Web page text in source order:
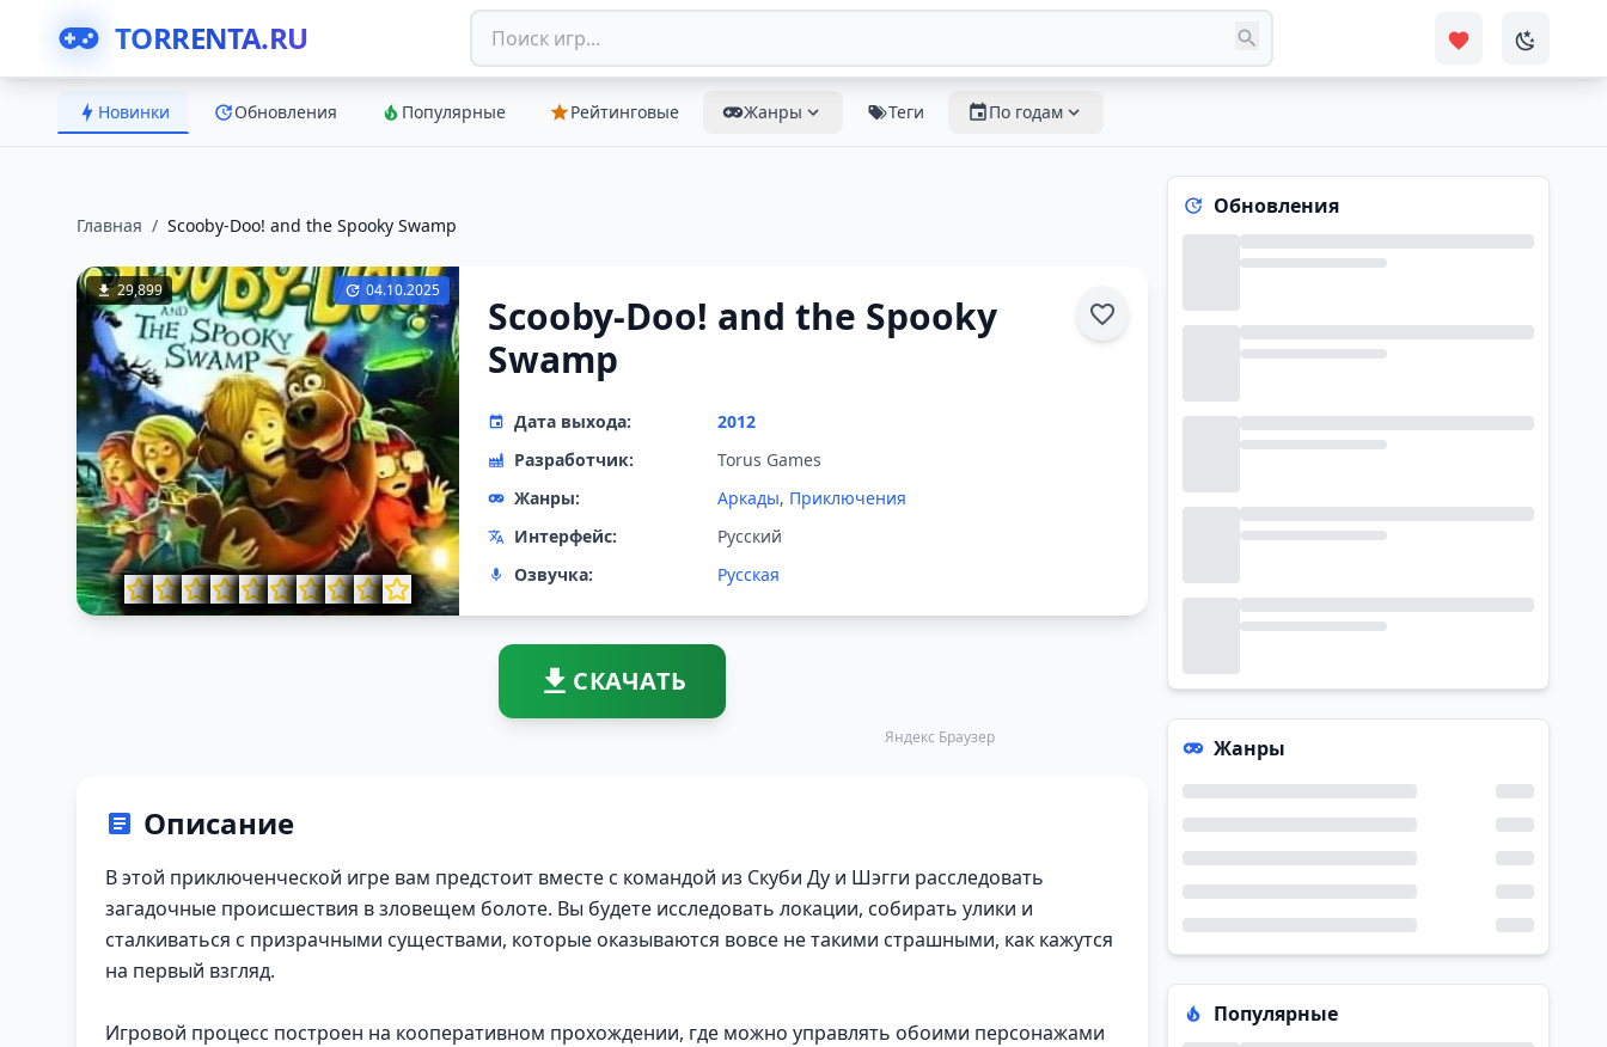
TORRENTA.RU
Новинки Обновления Популярные Рейтинговые Жанры Теги По годам
Главная / Scooby-Doo! and the Spooky Swamp
29,899 04.10.2025
Scooby-Doo! and the Spooky
Swamp
Дата выхода:
2012
Разработчик:
Torus Games
Жанры:
Аркады, Приключения
Интерфейс:
Русский
Озвучка:
Русская
СКАЧАТЬ
Яндекс Браузер
Описание
В этой приключенческой игре вам предстоит вместе с командой из Скуби Ду и Шэгги расследовать
загадочные происшествия в зловещем болоте. Вы будете исследовать локации, собирать улики и
сталкиваться с призрачными существами, которые оказываются вовсе не такими страшными, как кажутся
на первый взгляд.
Игровой процесс построен на кооперативном прохождении, где можно управлять обоими персонажами
Обновления
Жанры
Популярные